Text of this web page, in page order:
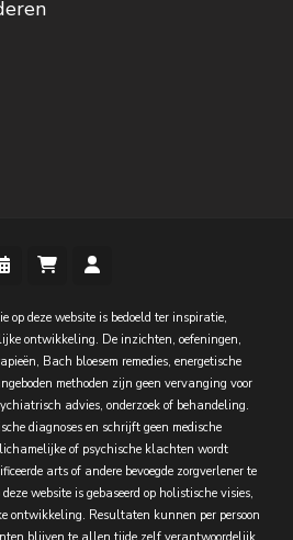
op deze website is bedoeld ter inspiratie,
ontwikkeling. De inzichten, oefeningen,
Bach bloesem remedies, energetische
methoden zijn geen vervanging voor
advies, onderzoek of behandeling.
diagnoses en schrijft geen medische
of psychische klachten wordt
arts of andere bevoegde zorgverlener te
website is gebaseerd op holistische visies,
ontwikkeling. Resultaten kunnen per persoon